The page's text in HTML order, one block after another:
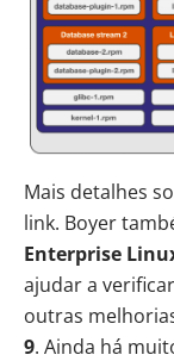
Mais detalhes
link. Boyer
Enterprise
ajudar a
outras
9. Ainda há